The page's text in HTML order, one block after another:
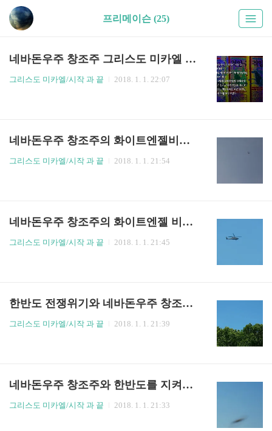
프리메이슨 (25)
네바돈우주 창조주 그리스도 미카엘 과 격암유록
그리스도 미카엘/시작 과 끝 2018. 1. 1. 22:07
네바돈우주 창조주의 화이트엔젤비행기 이벤트
그리스도 미카엘/시작 과 끝 2018. 1. 1. 21:54
네바돈우주 창조주의 화이트엔젤 비행기
그리스도 미카엘/시작 과 끝 2018. 1. 1. 21:45
한반도 전쟁위기와 네바돈우주 창조주 천사군단 UFO
그리스도 미카엘/시작 과 끝 2018. 1. 1. 21:39
네바돈우주 창조주와 한반도를 지켜준 천사군단 UFO
그리스도 미카엘/시작 과 끝 2018. 1. 1. 21:33